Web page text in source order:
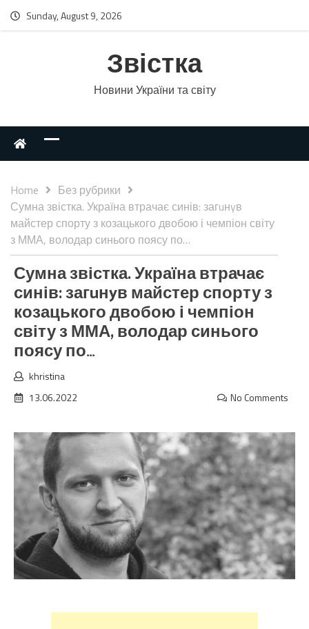
Sunday, August 9, 2026
Звістка
Новини України та світу
Home
Без рубрики
Сумна звістка. Україна втрачає синів: загuнyв
майстер спорту з козацького двобою і чемпіон світу
з ММА, володар синього поясу по…
Сумна звістка. Україна втрачає
синів: загuнyв майстер спорту з
козацького двобою і чемпіон
світу з ММА, володар синього
поясу по…
khristina
13.06.2022
No Comments